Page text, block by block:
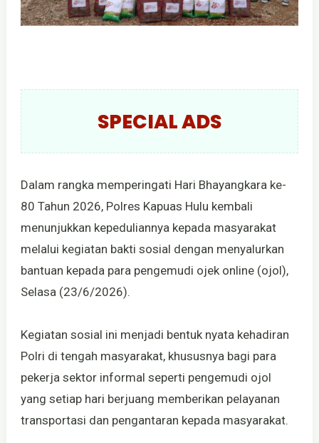
SPECIAL ADS
Dalam rangka memperingati Hari Bhayangkara ke-
80 Tahun 2026, Polres Kapuas Hulu kembali
menunjukkan kepeduliannya kepada masyarakat
melalui kegiatan bakti sosial dengan menyalurkan
bantuan kepada para pengemudi ojek online (ojol),
Selasa (23/6/2026).
Kegiatan sosial ini menjadi bentuk nyata kehadiran
Polri di tengah masyarakat, khususnya bagi para
pekerja sektor informal seperti pengemudi ojol
yang setiap hari berjuang memberikan pelayanan
transportasi dan pengantaran kepada masyarakat.